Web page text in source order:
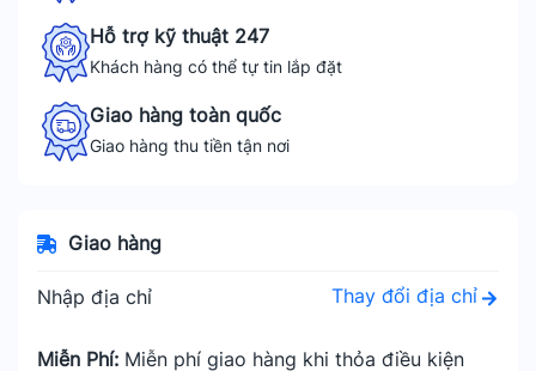
Hỗ trợ kỹ thuật 247
Khách hàng có thể tự tin lắp đặt
Giao hàng toàn quốc
Giao hàng thu tiền tận nơi
Giao hàng
Nhập địa chỉ Thay đổi địa chỉ
Miễn Phí: Miễn phí giao hàng khi thỏa điều kiện